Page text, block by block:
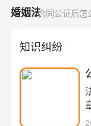
任？民事纠纷
吗？_每日头条
有在构成伪证罪
婚姻法每日头条
合同公证后怎
指的都有哪些
央行公开市场
知识纠纷